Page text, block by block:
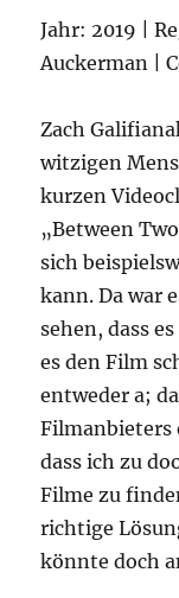
Jahr: 2019 |
Auckerman |
Zach
witzigen
kurzen
„Between
sich
kann. Da war
sehen, dass
es den Film
entweder a;
Filmanbieters
dass ich zu
Filme zu
richtige
könnte doch